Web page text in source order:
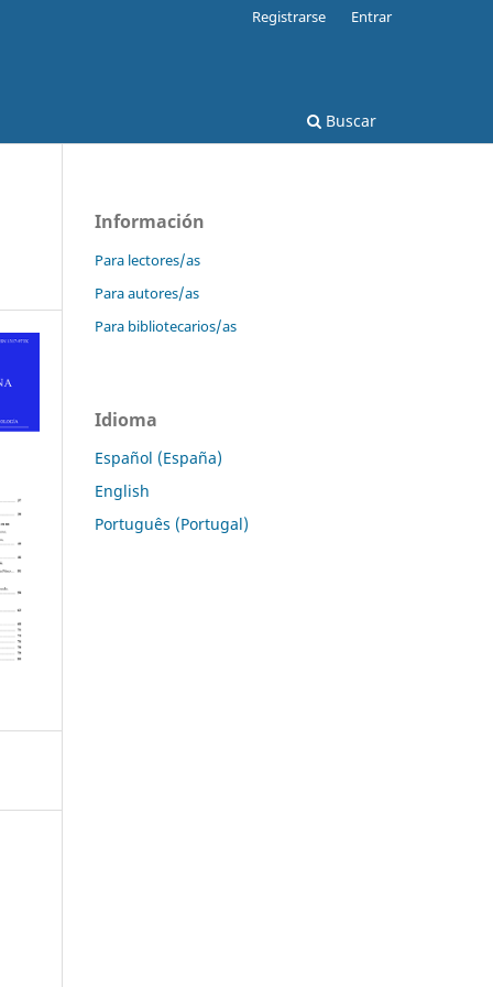
Buscar
Registrarse Entrar
Información
Para lectores/as
Para autores/as
Para bibliotecarios/as
Idioma
Español (España)
English
Português (Portugal)